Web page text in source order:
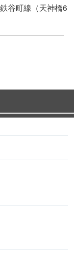
谷町線（天神橋6
香りが特長で
ーがございま
コースやお酒に